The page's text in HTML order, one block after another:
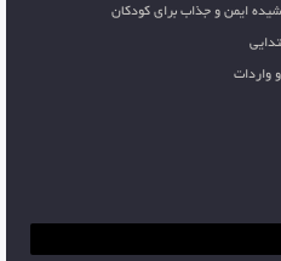
ایمن و جذاب برای کودکان
واردات